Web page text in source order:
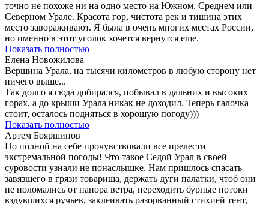
точно не похоже ни на одно место на Южном, Среднем или
Северном Урале. Красота гор, чистота рек и тишина этих
место завораживают. Я была в очень многих местах России,
но именно в этот уголок хочется вернутся еще.
Показать полностью
Елена Новожилова
Вершина Урала, на тысячи километров в любую сторону нет
ничего выше...
Так долго я сюда добирался, побывал в дальних и высоких
горах, а до крыши Урала никак не доходил. Теперь галочка
стоит, осталось подняться в хорошую погоду)))
Показать полностью
Артем Бояршинов
По полной на себе прочувствовали все прелести
экстремальной погоды! Что такое Седой Урал в своей
суровости узнали не понаслышке. Нам пришлось спасать
завязшего в грязи товарища, держать дуги палатки, чтоб они
не поломались от напора ветра, переходить бурные потоки
вздувшихся ручьев, заклеивать разорванный стихией тент,